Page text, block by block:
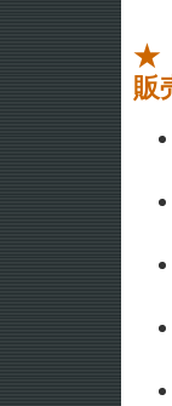
★
販